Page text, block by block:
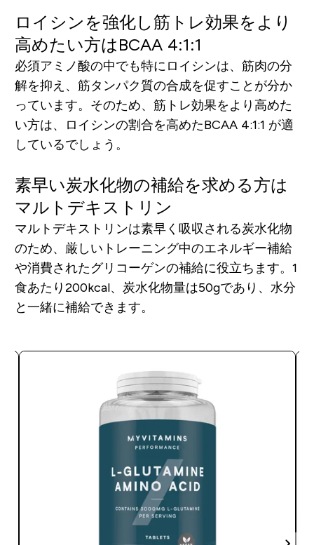
ロイシンを強化し筋トレ効果をより
高めたい方はBCAA 4:1:1
必須アミノ酸の中でも特にロイシンは、筋肉の分
解を抑え、筋タンパク質の合成を促すことが分か
っています。そのため、筋トレ効果をより高めた
い方は、ロイシンの割合を高めたBCAA 4:1:1 が適
しているでしょう。
素早い炭水化物の補給を求める方は
マルトデキストリン
マルトデキストリンは素早く吸収される炭水化物
のため、厳しいトレーニング中のエネルギー補給
や消費されたグリコーゲンの補給に役立ちます。1
食あたり200kcal、炭水化物量は50gであり、水分
と一緒に補給できます。